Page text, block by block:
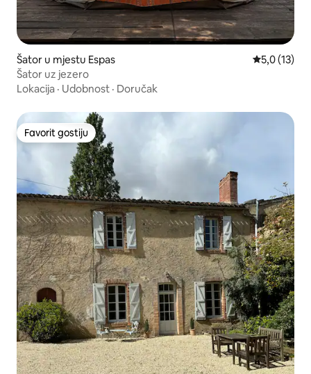
Šator u mjestu Espas Prosječna
5,0 (13)
Šator uz jezero
Lokacija · Udobnost · Doručak
Favorit gostiju
Favorit gostiju